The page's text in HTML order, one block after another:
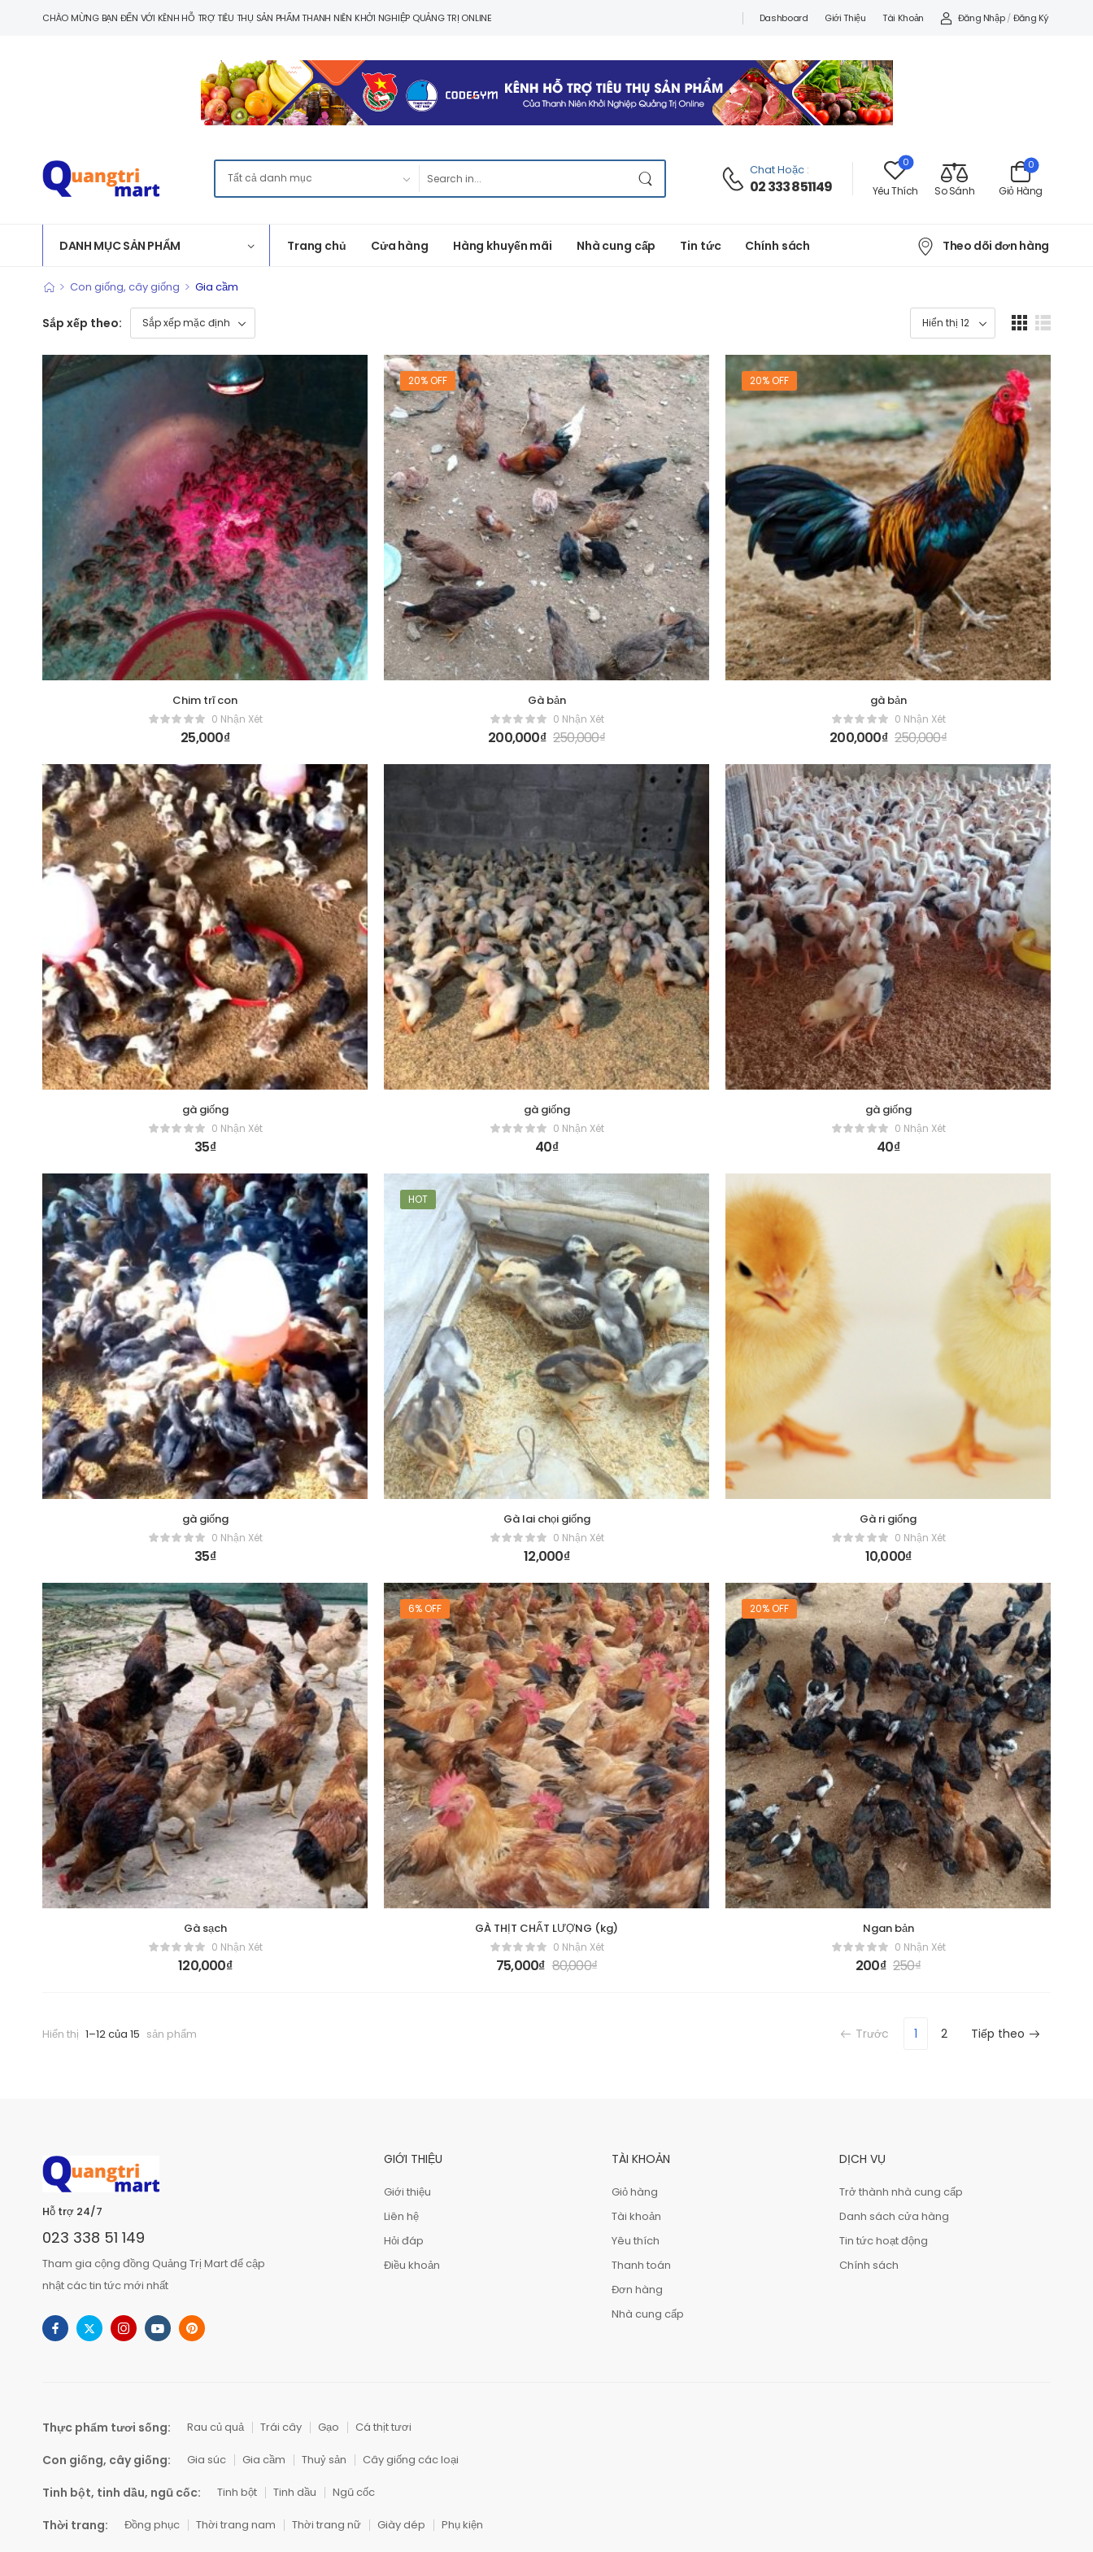
CHÀO MỪNG BẠN ĐẾN VỚI KÊNH HỖ TRỢ TIÊU THỤ SẢN PHẨM THANH NIÊN KHỞI NGHIỆP QUẢNG TRỊ ONLINE Dashboard Giới Thiệu Tài Khoản Đăng Nhập / Đăng Ký
Chat Hoặc :
02 333 851149
0
Yêu Thích So Sánh Giỏ Hàng
0
DANH MỤC SẢN PHẨM Trang chủ Cửa hàng Hàng khuyến mãi Nhà cung cấp Tin tức Chính sách Theo dõi đơn hàng
> Con giống, cây giống > Gia cầm
Sắp xếp theo:
Chim trĩ con
0 Nhận Xét
25,000₫
20% OFF
Gà bản
0 Nhận Xét
200,000₫ 250,000₫
20% OFF
gà bản
0 Nhận Xét
200,000₫ 250,000₫
gà giống
0 Nhận Xét
35₫
gà giống
0 Nhận Xét
40₫
gà giống
0 Nhận Xét
40₫
gà giống
0 Nhận Xét
35₫
HOT
Gà lai chọi giống
0 Nhận Xét
12,000₫
Gà ri giống
0 Nhận Xét
10,000₫
Gà sạch
0 Nhận Xét
120,000₫
6% OFF
GÀ THỊT CHẤT LƯỢNG (kg)
0 Nhận Xét
75,000₫ 80,000₫
20% OFF
Ngan bản
0 Nhận Xét
200₫ 250₫
Hiển thị 1–12 của 15 sản phẩm Trước 1 2 Tiếp theo
Hỗ trợ 24/7
023 338 51 149
Tham gia cộng đồng Quảng Trị Mart để cập
nhật các tin tức mới nhất
GIỚI THIỆU
Giới thiệu
Liên hệ
Hỏi đáp
Điều khoản
TÀI KHOẢN
Giỏ hàng
Tài khoản
Yêu thích
Thanh toán
Đơn hàng
Nhà cung cấp
DỊCH VỤ
Trở thành nhà cung cấp
Danh sách cửa hàng
Tin tức hoạt động
Chính sách
Thực phẩm tươi sống: Rau củ quả Trái cây Gạo Cá thịt tươi
Con giống, cây giống: Gia súc Gia cầm Thuỷ sản Cây giống các loại
Tinh bột, tinh dầu, ngũ cốc: Tinh bột Tinh dầu Ngũ cốc
Thời trang: Đồng phục Thời trang nam Thời trang nữ Giày dép Phụ kiện